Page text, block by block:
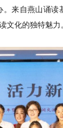
来自燕山诵
化的独特魅力。